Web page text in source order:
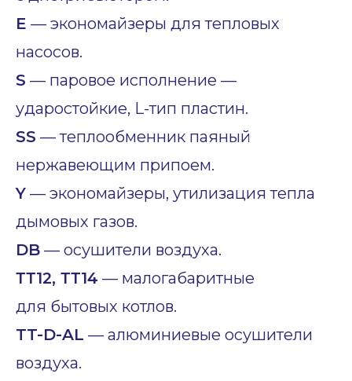
E — экономайзеры для тепловых
насосов.
S — паровое исполнение —
ударостойкие, L-тип пластин.
SS — теплообменник паяный
нержавеющим припоем.
Y — экономайзеры, утилизация тепла
дымовых газов.
DB — осушители воздуха.
ТТ12, ТТ14 — малогабаритные
для бытовых котлов.
TT-D-AL — алюминиевые осушители
воздуха.